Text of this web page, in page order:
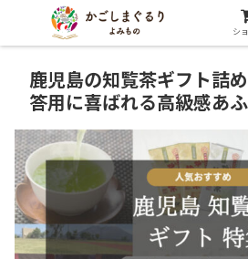
鹿児島の知覧茶ギフト詰
答用に喜ばれる高級感あ
シ